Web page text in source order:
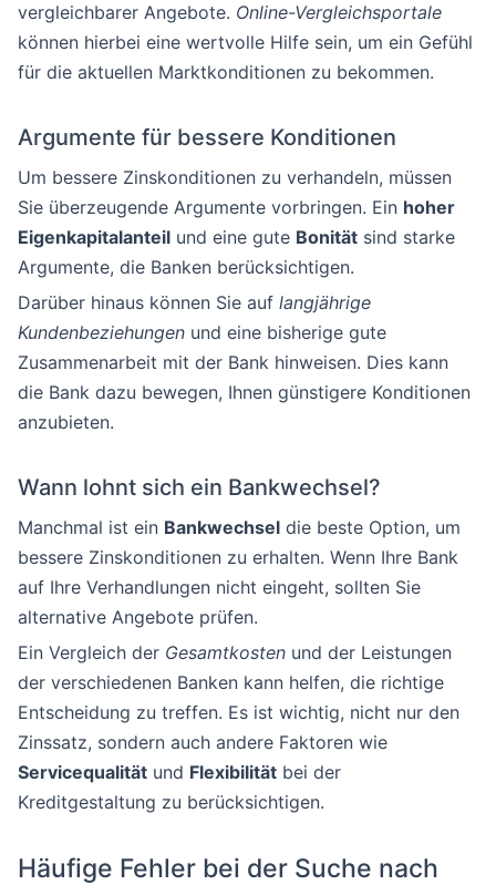
vergleichbarer Angebote. Online-Vergleichsportale
können hierbei eine wertvolle Hilfe sein, um ein Gefühl
für die aktuellen Marktkonditionen zu bekommen.
Argumente für bessere Konditionen
Um bessere Zinskonditionen zu verhandeln, müssen
Sie überzeugende Argumente vorbringen. Ein hoher
Eigenkapitalanteil und eine gute Bonität sind starke
Argumente, die Banken berücksichtigen.
Darüber hinaus können Sie auf langjährige
Kundenbeziehungen und eine bisherige gute
Zusammenarbeit mit der Bank hinweisen. Dies kann
die Bank dazu bewegen, Ihnen günstigere Konditionen
anzubieten.
Wann lohnt sich ein Bankwechsel?
Manchmal ist ein Bankwechsel die beste Option, um
bessere Zinskonditionen zu erhalten. Wenn Ihre Bank
auf Ihre Verhandlungen nicht eingeht, sollten Sie
alternative Angebote prüfen.
Ein Vergleich der Gesamtkosten und der Leistungen
der verschiedenen Banken kann helfen, die richtige
Entscheidung zu treffen. Es ist wichtig, nicht nur den
Zinssatz, sondern auch andere Faktoren wie
Servicequalität und Flexibilität bei der
Kreditgestaltung zu berücksichtigen.
Häufige Fehler bei der Suche nach